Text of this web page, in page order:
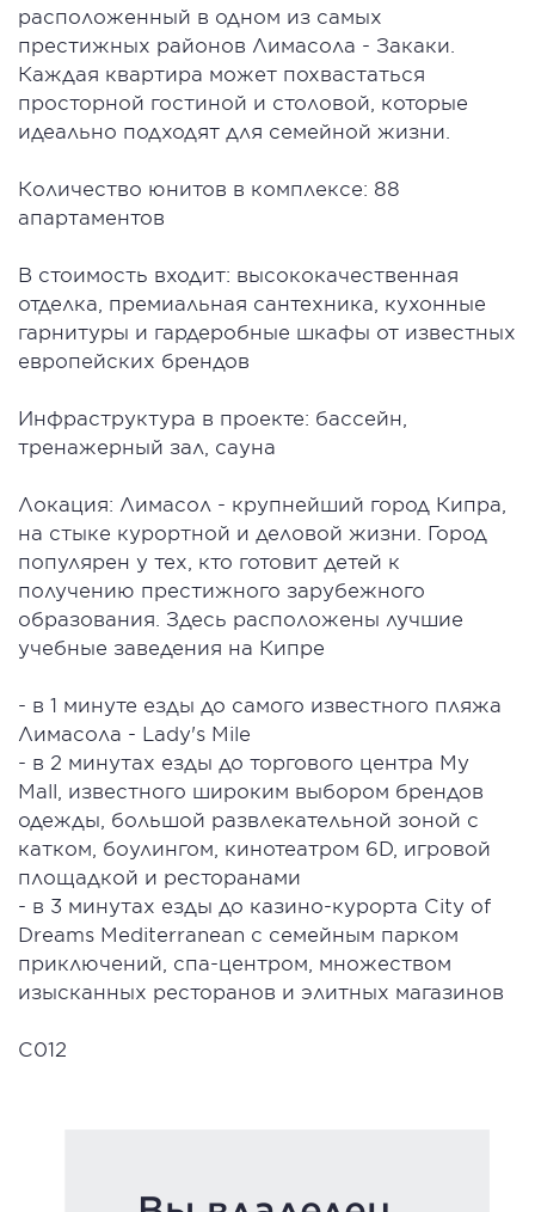
расположенный в одном из самых
престижных районов Лимасола - Закаки.
Каждая квартира может похвастаться
просторной гостиной и столовой, которые
идеально подходят для семейной жизни.
Количество юнитов в комплексе: 88
апартаментов
В стоимость входит: высококачественная
отделка, премиальная сантехника, кухонные
гарнитуры и гардеробные шкафы от известных
европейских брендов
Инфраструктура в проекте: бассейн,
тренажерный зал, сауна
Локация: Лимасол - крупнейший город Кипра,
на стыке курортной и деловой жизни. Город
популярен у тех, кто готовит детей к
получению престижного зарубежного
образования. Здесь расположены лучшие
учебные заведения на Кипре
- в 1 минуте езды до самого известного пляжа
Лимасола - Lady's Mile
- в 2 минутах езды до торгового центра My
Mall, известного широким выбором брендов
одежды, большой развлекательной зоной с
катком, боулингом, кинотеатром 6D, игровой
площадкой и ресторанами
- в 3 минутах езды до казино-курорта City of
Dreams Mediterranean с семейным парком
приключений, спа-центром, множеством
изысканных ресторанов и элитных магазинов
C012